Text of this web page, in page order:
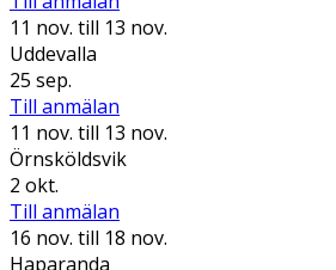
11 nov. till 13 nov.
Uddevalla
25 sep.
Till anmälan
11 nov. till 13 nov.
Örnsköldsvik
2 okt.
Till anmälan
16 nov. till 18 nov.
Haparanda